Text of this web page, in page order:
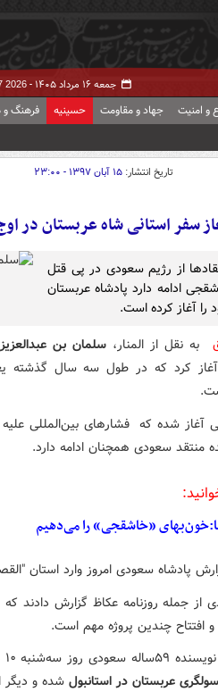
جمعه ۱۶ مرداد ۱۴۰۵ - 2026
و امنیت جهاد و مقاومت حسینیه فرهنگ و
تاریخ انتشار: ۱۵ آبان ۱۳۹۷ - ۲۳:۰۰
سفر استانی شاه عربستان در
از رژیم سعودی در پی قتل
ادامه دارد پادشاه عربستان
را آغاز کرده است.
به نقل از المنار،سلمان بن عبدالعزیز
آغاز کرد که در طول سه سال گذشته
آغاز شده که فشارهای بین‌المللی
منتقد سعودی همچنان ادامه دارد.
«خاشقجی» را می‌دهیم
پادشاه سعودی امروز وارد استان
از جمله روزنامه عکاظ گزارش دادند
افتتاح چندین پروژه‌ مهم است.
عربستان در استانبول شده و دیگر